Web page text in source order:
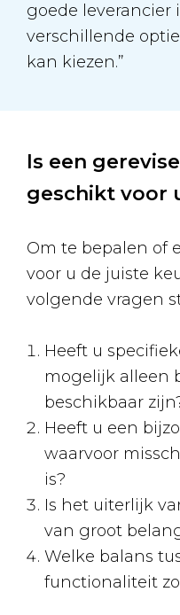
goede leverancier
verschillende
kan kiezen.”
Is een
geschikt voor
Om te bepalen of
voor u de juiste
volgende vragen
Heeft u
mogelijk alleen
beschikbaar
Heeft u een
waarvoor
is?
Is het uiterlijk
van groot
Welke balans
functionaliteit